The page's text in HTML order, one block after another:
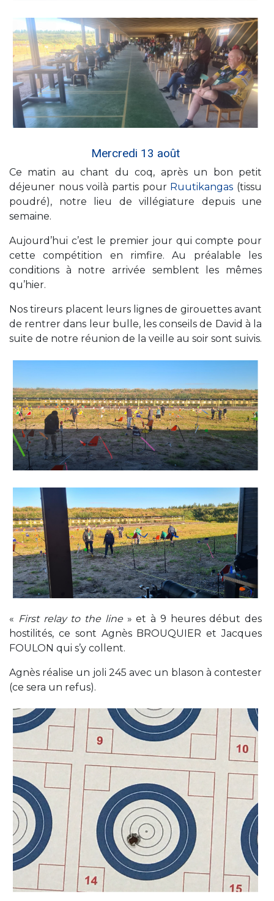
Mercredi 13 août
Ce matin au chant du coq, après un bon petit
déjeuner nous voilà partis pour Ruutikangas (tissu
poudré), notre lieu de villégiature depuis une
semaine.
Aujourd’hui c’est le premier jour qui compte pour
cette compétition en rimfire. Au préalable les
conditions à notre arrivée semblent les mêmes
qu’hier.
Nos tireurs placent leurs lignes de girouettes avant
de rentrer dans leur bulle, les conseils de David à la
suite de notre réunion de la veille au soir sont suivis.
« First relay to the line» et à 9 heures début des
hostilités, ce sont Agnès BROUQUIER et Jacques
FOULON qui s’y collent.
Agnès réalise un joli 245 avec un blason à contester
(ce sera un refus).